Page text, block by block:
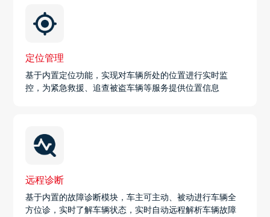
定位管理
基于内置定位功能，实现对车辆所处的位置进行实时监
控，为紧急救援、追查被盗车辆等服务提供位置信息
远程诊断
基于内置的故障诊断模块，车主可主动、被动进行车辆全
方位诊，实时了解车辆状态，实时自动远程解析车辆故障